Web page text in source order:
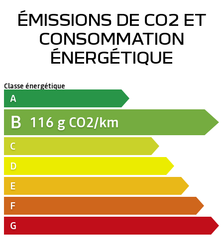
ÉMISSIONS DE CO2 ET
CONSOMMATION
ÉNERGÉTIQUE
Classe énergétique
A
B 116 g CO2/km
C
D
E
F
G